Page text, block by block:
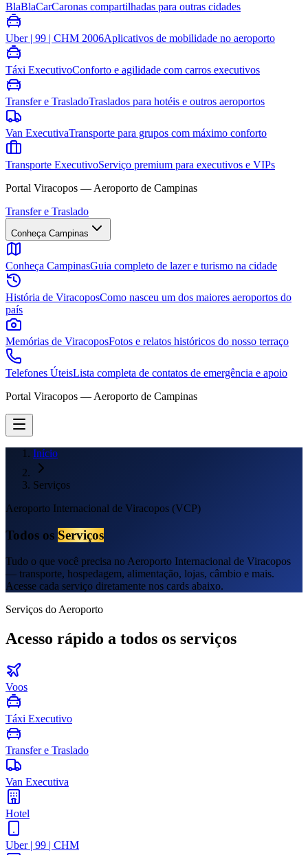
BlaBlaCarCaronas compartilhadas para outras cidades
Uber | 99 | CHM 2006Aplicativos de mobilidade no aeroporto
Táxi ExecutivoConforto e agilidade com carros executivos
Transfer e TrasladoTraslados para hotéis e outros aeroportos
Van ExecutivaTransporte para grupos com máximo conforto
Transporte ExecutivoServiço premium para executivos e VIPs
Portal Viracopos — Aeroporto de Campinas
Transfer e Traslado
Conheça Campinas
Conheça CampinasGuia completo de lazer e turismo na cidade
História de ViracoposComo nasceu um dos maiores aeroportos do
país
Memórias de ViracoposFotos e relatos históricos do nosso terraço
Telefones ÚteisLista completa de contatos de emergência e apoio
Portal Viracopos — Aeroporto de Campinas
Início
Serviços
Aeroporto Internacional de Viracopos (VCP)
Todos os Serviços
Tudo o que você precisa no Aeroporto Internacional de Viracopos
— transporte, hospedagem, alimentação, lojas, câmbio e mais.
Acesse cada serviço diretamente nos cards abaixo.
Serviços do Aeroporto
Acesso rápido a todos os serviços
Voos
Táxi Executivo
Transfer e Traslado
Van Executiva
Hotel
Uber | 99 | CHM